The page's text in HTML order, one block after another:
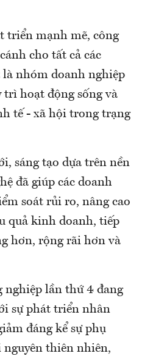
triển mạnh mẽ, công
cho tất cả các
là nhóm doanh nghiệp
trì hoạt động sống và
tế - xã hội trong trạng
sáng tạo dựa trên nền
đã giúp các doanh
soát rủi ro, nâng cao
quả kinh doanh, tiếp
hơn, rộng rãi hơn và
nghiệp lần thứ 4 đang
sự phát triển nhân
đáng kể sự phụ
thiên nhiên,